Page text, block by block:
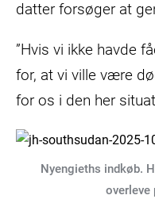
datter forsøger at
”Hvis vi ikke havde
for, at vi ville være
for os i den her
Nyengieths indkøb.
overleve